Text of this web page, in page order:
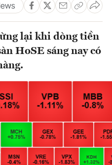
lại khi dòng tiền
HoSE sáng nay có